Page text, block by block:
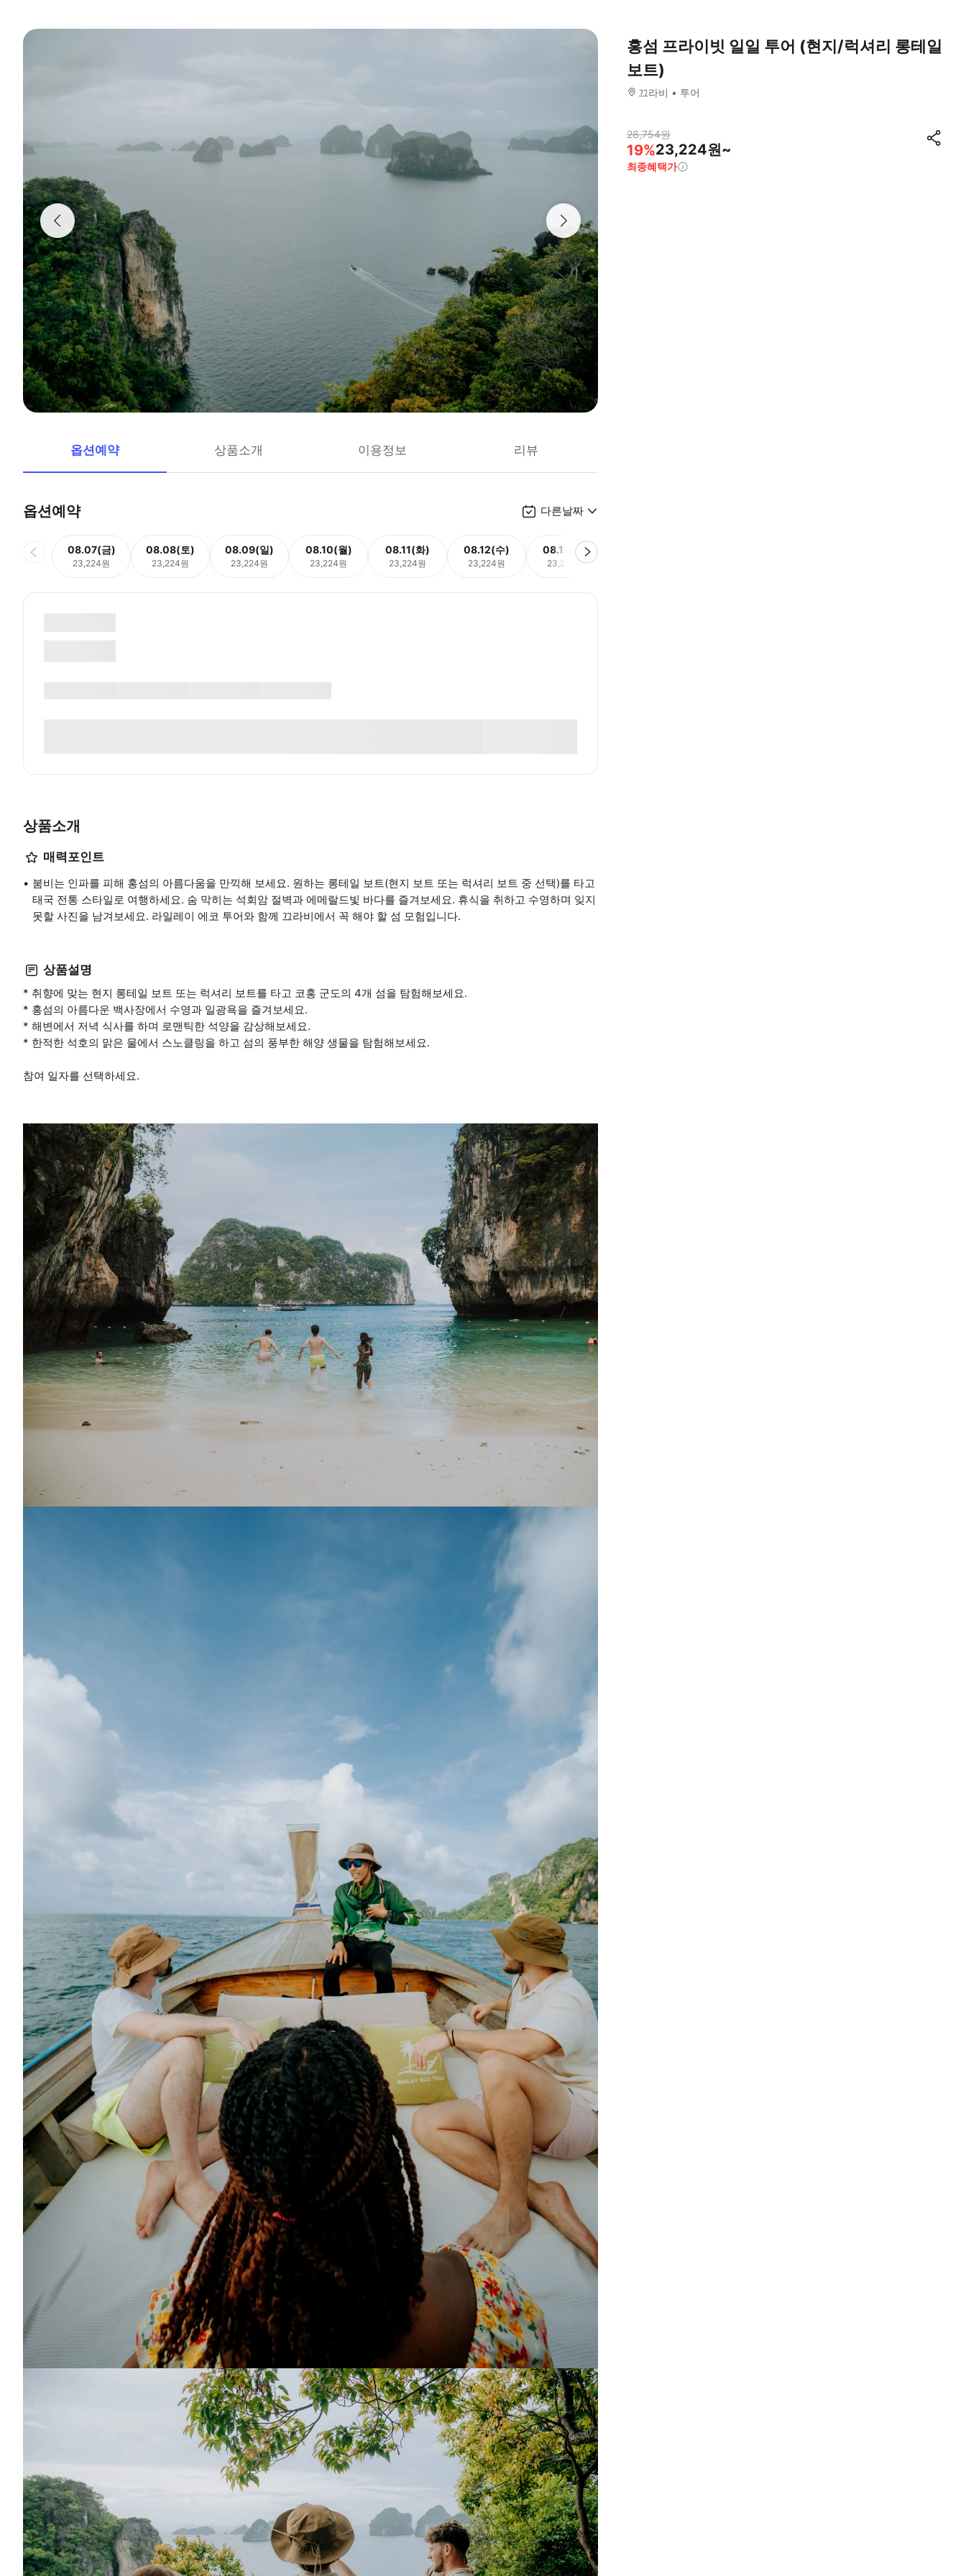
옵션예약 상품소개 이용정보 리뷰
옵션예약 다른날짜
08.07(금)
23,224원
08.08(토)
23,224원
08.09(일)
23,224원
08.10(월)
23,224원
08.11(화)
23,224원
08.12(수)
23,224원
08.13(목)
23,224원
상품소개
매력포인트
붐비는 인파를 피해 홍섬의 아름다움을 만끽해 보세요. 원하는 롱테일 보트(현지 보트 또는 럭셔리 보트 중 선택)를 타고
태국 전통 스타일로 여행하세요. 숨 막히는 석회암 절벽과 에메랄드빛 바다를 즐겨보세요. 휴식을 취하고 수영하며 잊지
못할 사진을 남겨보세요. 라일레이 에코 투어와 함께 끄라비에서 꼭 해야 할 섬 모험입니다.
상품설명
* 취향에 맞는 현지 롱테일 보트 또는 럭셔리 보트를 타고 코홍 군도의 4개 섬을 탐험해보세요.
* 홍섬의 아름다운 백사장에서 수영과 일광욕을 즐겨보세요.
* 해변에서 저녁 식사를 하며 로맨틱한 석양을 감상해보세요.
* 한적한 석호의 맑은 물에서 스노클링을 하고 섬의 풍부한 해양 생물을 탐험해보세요.
참여 일자를 선택하세요.
홍섬 프라이빗 일일 투어 (현지/럭셔리 롱테일
보트)
끄라비 투어
28,754원
19%23,224원~
최종혜택가